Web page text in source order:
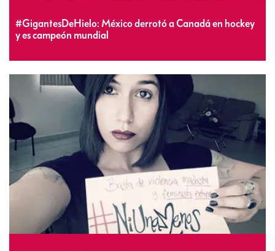
#GigantesDeHielo: México derrotó a Canadá en hockey
y es campeón mundial